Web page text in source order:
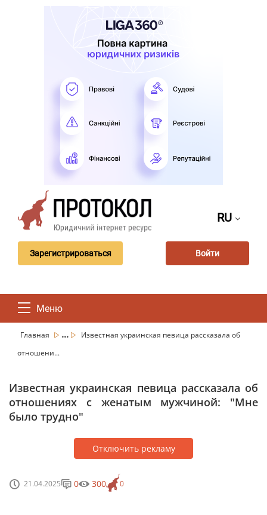
RU
Зарегистрироваться Войти
Меню
Главная ...
Известная украинская певица рассказала об
отношени...
Известная украинская певица рассказала об
отношениях с женатым мужчиной: "Мне
было трудно"
Отключить рекламу
21.04.2025 0
0 300